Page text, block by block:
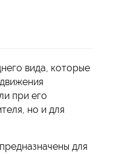
вида, которые
при его
но и для
для